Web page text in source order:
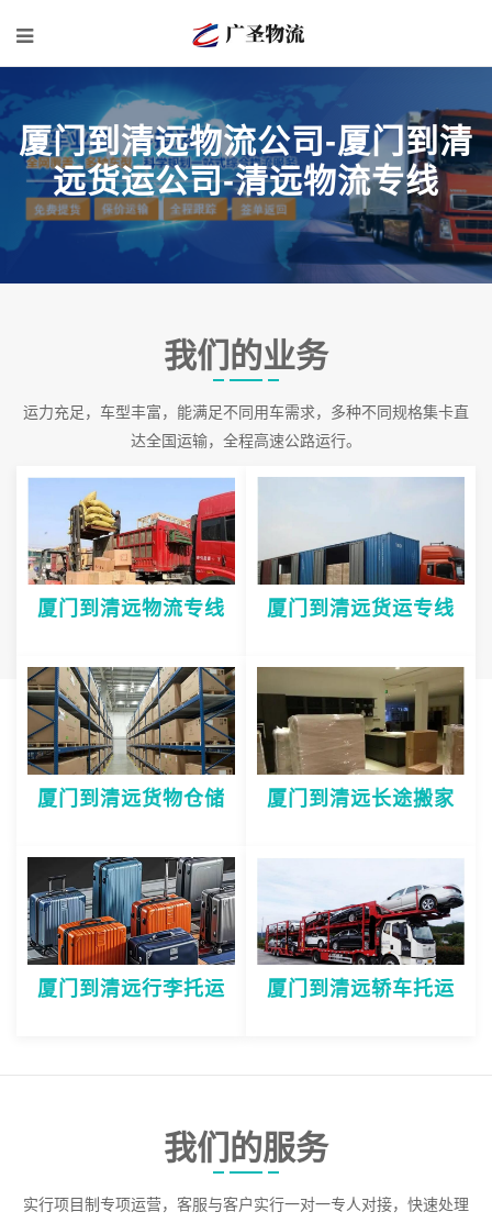
厦门到清远物流公司-厦门到清
远货运公司-清远物流专线
我们的业务
运力充足，车型丰富，能满足不同用车需求，多种不同规格集卡直
达全国运输，全程高速公路运行。
厦门到清远物流专线 厦门到清远货运专线
厦门到清远货物仓储 厦门到清远长途搬家
厦门到清远行李托运 厦门到清远轿车托运
我们的服务
实行项目制专项运营，客服与客户实行一对一专人对接，快速处理